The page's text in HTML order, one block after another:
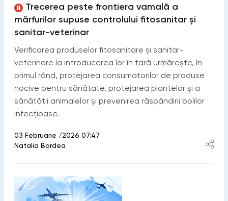
Trecerea peste frontiera vamală a
mărfurilor supuse controlului fitosanitar și
sanitar-veterinar
Verificarea produselor fitosanitare și sanitar-
veterinare la introducerea lor în țară urmărește, în
primul rând, protejarea consumatorilor de produse
nocive pentru sănătate, protejarea plantelor și a
sănătății animalelor și prevenirea răspândirii bolilor
infecțioase.
03 Februarie /2026 07:47
Natalia Bordea